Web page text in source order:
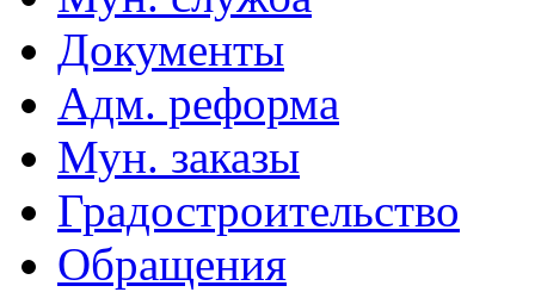
Документы
Адм. реформа
Мун. заказы
Градостроительство
Обращения